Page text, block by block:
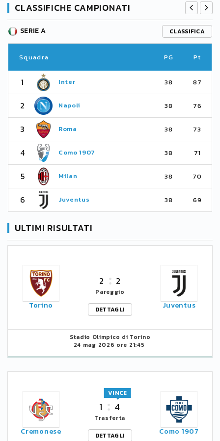
CLASSIFICHE CAMPIONATI
SERIE A CLASSIFICA
Squadra PG Pt
1 Inter 38 87
2 Napoli 38 76
3 Roma 38 73
4 Como 1907 38 71
5 Milan 38 70
6 Juventus 38 69
ULTIMI RISULTATI
Torino
2 2
Pareggio
DETTAGLI
Juventus
Stadio Olimpico di Torino
24 mag 2026 ore 21:45
Cremonese
1 4
VINCE
Trasferta
DETTAGLI
Como 1907